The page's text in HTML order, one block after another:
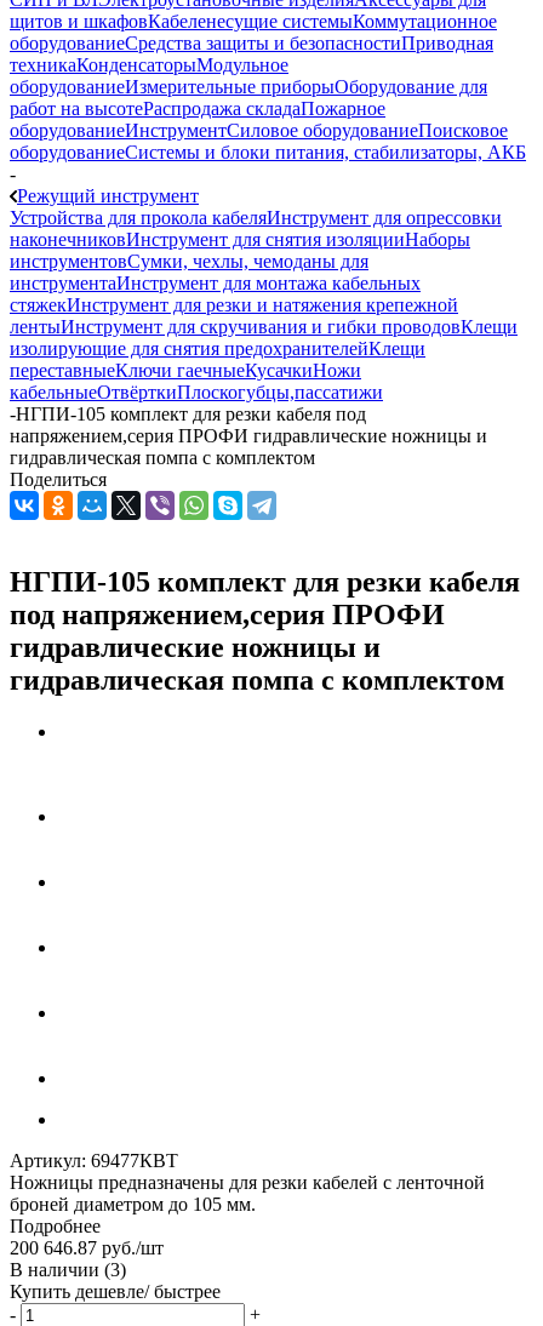
щитов и шкафовКабеленесущие системыКоммутационное
оборудованиеСредства защиты и безопасностиПриводная
техникаКонденсаторыМодульное
оборудованиеИзмерительные приборыОборудование для
работ на высотеРаспродажа складаПожарное
оборудованиеИнструментСиловое оборудованиеПоисковое
оборудованиеСистемы и блоки питания, стабилизаторы, АКБ
-
Режущий инструмент
Устройства для прокола кабеляИнструмент для опрессовки
наконечниковИнструмент для снятия изоляцииНаборы
инструментовСумки, чехлы, чемоданы для
инструментаИнструмент для монтажа кабельных
стяжекИнструмент для резки и натяжения крепежной
лентыИнструмент для скручивания и гибки проводовКлещи
изолирующие для снятия предохранителейКлещи
переставныеКлючи гаечныеКусачкиНожи
кабельныеОтвёрткиПлоскогубцы,пассатижи
-НГПИ-105 комплект для резки кабеля под
напряжением,серия ПРОФИ гидравлические ножницы и
гидравлическая помпа с комплектом
Поделиться
НГПИ-105 комплект для резки кабеля
под напряжением,серия ПРОФИ
гидравлические ножницы и
гидравлическая помпа с комплектом
Артикул: 69477КВТ
Ножницы предназначены для резки кабелей с ленточной
броней диаметром до 105 мм.
Подробнее
200 646.87 руб./шт
В наличии (3)
Купить дешевле/ быстрее
-
+